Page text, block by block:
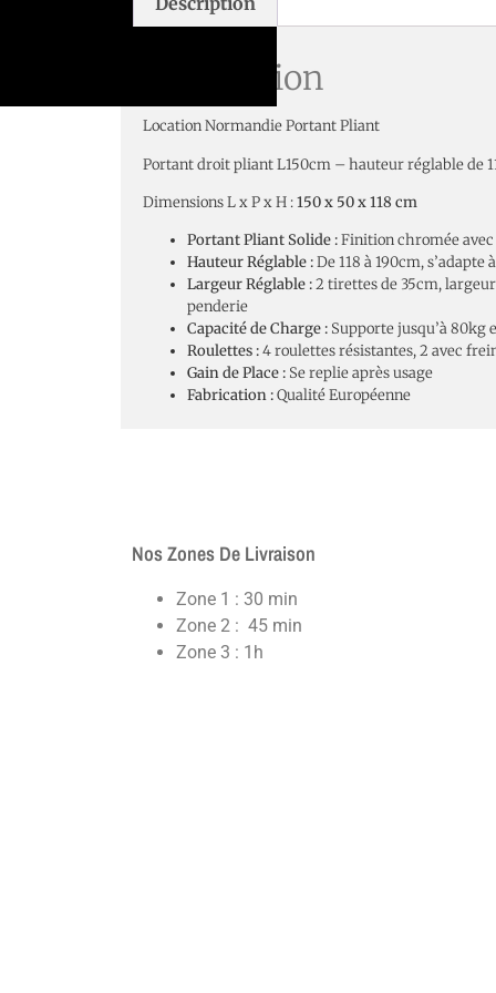
Description
Location Normandie Portant Pliant
Portant droit pliant L150cm – hauteur réglable de
Dimensions L x P x H :150 x 50 x 118 cm
Portant Pliant Solide :Finition chromée
Hauteur Réglable :De 118 à 190cm, s’adapte
Largeur Réglable :2 tirettes de 35cm,
penderie
Capacité de Charge : Supporte jusqu’à 80kg
Roulettes :4 roulettes résistantes, 2 avec
Gain de Place : Se replie après usage
Fabrication :Qualité Européenne
Nos Zones De Livraison
Zone 1 : 30 min
Zone 2 : 45 min
Zone 3 : 1h